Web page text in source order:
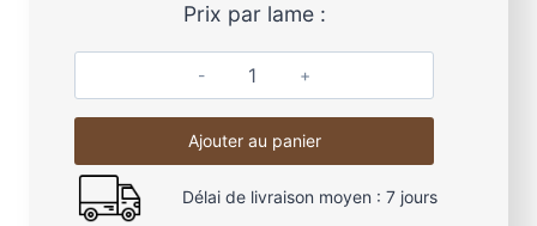
Prix par lame :
q
u
a
t
Ajouter au panier
Délai de livraison moyen : 7 jours